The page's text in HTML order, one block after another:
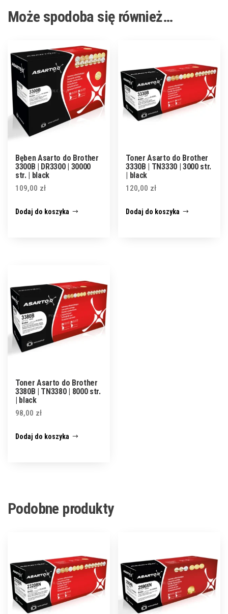
Może spodoba się również…
Bęben Asarto do Brother
3300B | DR3300 | 30000
str. | black
109,00 zł
Dodaj do koszyka
Toner Asarto do Brother
3330B | TN3330 | 3000 str.
| black
120,00 zł
Dodaj do koszyka
Toner Asarto do Brother
3380B | TN3380 | 8000 str.
| black
98,00 zł
Dodaj do koszyka
Podobne produkty